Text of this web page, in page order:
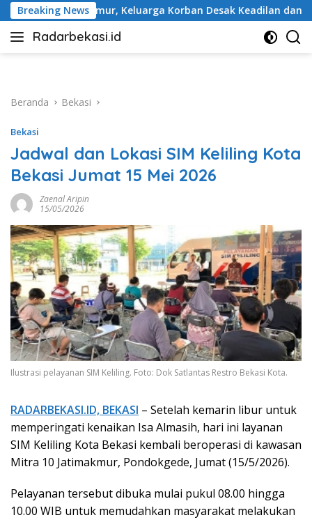
Langsung
ke
konten
Breaking News
Korban Desak Keadilan dan Transparansi Hasil Investigasi
Radarbekasi.id
Berita
Beranda
Bekasi
Bekasi
Jadwal dan Lokasi SIM Keliling Kota
Bekasi Jumat 15 Mei 2026
Zaenal Aripin
15/05/2026
Ilustrasi pelayanan SIM Keliling. Foto: Dok Satlantas Restro Bekasi Kota.
RADARBEKASI.ID, BEKASI – Setelah kemarin libur untuk
memperingati kenaikan Isa Almasih, hari ini layanan
SIM Keliling Kota Bekasi kembali beroperasi di kawasan
Mitra 10 Jatimakmur, Pondokgede, Jumat (15/5/2026).
Pelayanan tersebut dibuka mulai pukul 08.00 hingga
10.00 WIB untuk memudahkan masyarakat melakukan